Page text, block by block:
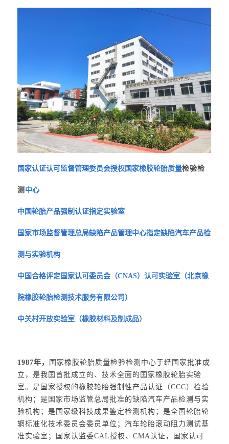
国家认证认可监督管理委员会授权国家橡胶轮胎质量检验检
测 中心
中国轮胎产品强制认证指定实验室
国家市场监督管理总局缺陷产品管理中心指定缺陷汽车产品检
测与实验机构
中国合格评定国家认可委员会（CNAS）认可实验室（北京橡
院橡胶轮胎检测技术服务有限公司）
中关村开放实验室（橡胶材料及制成品）
1987年，
国家橡胶轮胎质量检验检测中心于经国家批准成
立，是我国首批成立的、技术全面的国家橡胶轮胎实验
室。是国家授权的橡胶轮胎强制性产品认证（CCC）检验
机构；是国家市场监管总局批准的缺陷汽车产品检测与实
验机构；是国家级科技成果鉴定检测机构；是全国轮胎轮
辋标准化技术委员会委员单位；汽车轮胎滚动阻力测试基
准实验室；国家认监委CAL授权、CMA认证，国家认可